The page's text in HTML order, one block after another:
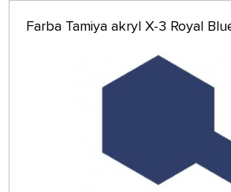
Farba Tamiya akryl X-3 Royal